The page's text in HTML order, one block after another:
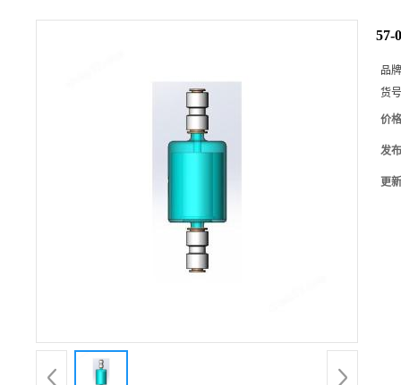
57-
品
货
价
发
更